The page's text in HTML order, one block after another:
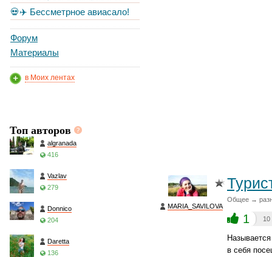
💀✈️ Бессметрное авиасало!
Форум
Материалы
в Моих лентах
Топ авторов
algranada
416
Vazlav
279
Donnico
204
Daretta
136
MARIA_SAVILOVA
Общее →
1 10
в себя